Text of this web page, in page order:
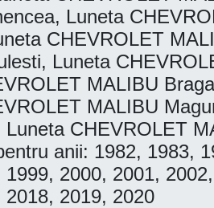
Luneta
CHEVROLET
Luneta
MALIBU
MALIBU
Luneta CHEVROLET
anii: 1982, 1983,
1999, 2000, 2001,
2018, 2019, 2020